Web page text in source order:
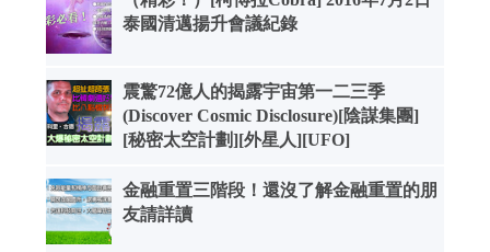
泰國清邁揚升會議紀錄
震驚72億人的揭露宇宙第一二三季
(Discover Cosmic Disclosure)[陰謀集團]
[秘密太空計劃][外星人][UFO]
金融重置三階段！還沒了解金融重置的朋
友請詳讀